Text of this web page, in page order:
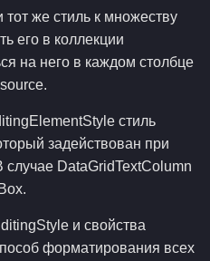
же стиль к множеству
его в коллекции
на него в каждом столбце
стиль
задействован при
случае DataGridTextColumn
и свойства
форматирования всех